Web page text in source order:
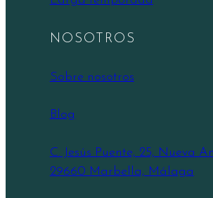
NOSOTROS
Sobre nosotros
Blog
C. Jesús Puente, 25, Nueva
29660 Marbella, Málaga